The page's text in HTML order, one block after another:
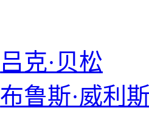
吕克·贝松
布鲁斯·威利